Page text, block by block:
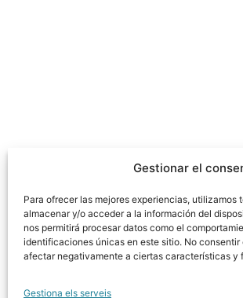
Gestionar el
Para ofrecer las mejores experiencias, utilizamos
almacenar y/o acceder a la información del
nos permitirá procesar datos como el
identificaciones únicas en este sitio. No
afectar negativamente a ciertas características y
Gestiona els serveis